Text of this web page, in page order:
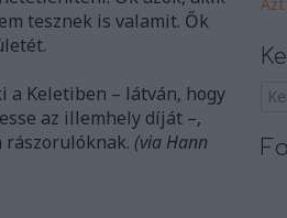
tesznek is valamit. Ők
a Keletiben – látván, hogy
az illemhely díját –,
(via Hann